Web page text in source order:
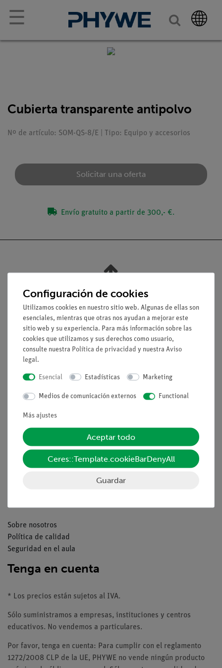
☰
Cubierta transparente antipolvo
Nº de artículo: SOM-QS-8/E | Tipo: Equipo y accesorios
Solicitar una oferta
Envío gratuito a partir de 300,- €.
Aviso lega
Contacto
Condiciones comerciales generales
Pie de imprenta
Servicio
Resumen del servicio
Descargas
Catálogos
Seminarios web & vídeos
Sobre nosotros
Política de calidad
Seguridad en el aula
Tenga en cuenta
* Los precios están sujetos al IVA.
Sólo suministramos a empresas, instituciones y centros
educativos. No vendemos a particulares.
Por favor, tenga en cuenta: Para cumplir con el reglamento
1272/2008 CLP de la UE, PHYWE no vende ningún producto
Configuración de cookies
Utilizamos cookies en nuestro sitio web. Algunas de ellas son
esenciales, mientras que otras nos ayudan a mejorar este
sitio web y su experiencia. Para más información sobre las
cookies que utilizamos y sus derechos como usuario,
consulte nuestra Política de privacidad y nuestra Aviso
legal.
Esencial Estadísticas Marketing
Medios de comunicación externos Functional
Más ajustes
Aceptar todo
Ceres::Template.cookieBarDenyAll
Guardar